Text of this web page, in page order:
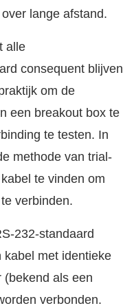
lange afstand.
alle
consequent blijven
om de
een breakout box te
te testen. In
methode van trial-
te vinden om
verbinden.
232-standaard
kabel met identieke
(bekend als een
verbonden.